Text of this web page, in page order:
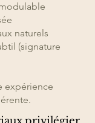
naturels
(signature
expérience